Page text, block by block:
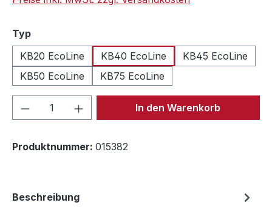
Typauswählen
KB20 EcoLine
KB40 EcoLine
KB45 EcoLine
KB50 EcoLine
KB75 EcoLine
Produkt Anzahl: Gib denIn den Warenkorb
Produktnummer: 015382
Beschreibung